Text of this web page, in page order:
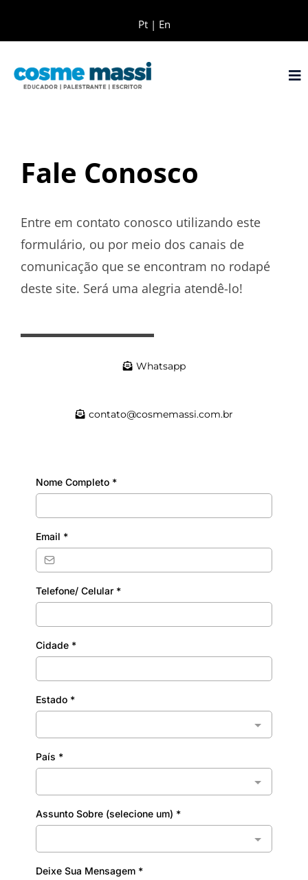
Pt| En
Fale Conosco
Entre em contato conosco utilizando este
formulário, ou por meio dos canais de
comunicação que se encontram no rodapé
deste site. Será uma alegria atendê-lo!
Whatsapp
contato@cosmemassi.com.br
Nome Completo *
Email *
Telefone/ Celular *
Cidade *
Estado *
País *
Assunto Sobre (selecione um) *
Deixe Sua Mensagem *